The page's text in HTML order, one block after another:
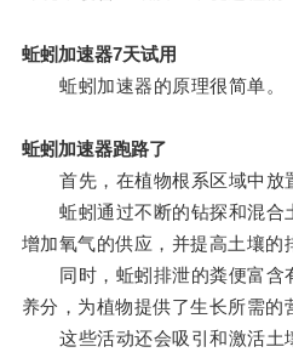
蚯蚓加速器7天试用
蚯蚓加速器的原理很简单。
蚯蚓加速器跑路了
首先，在植物根系区域中放
蚯蚓通过不断的钻探和混合
增加氧气的供应，并提高土壤的
同时，蚯蚓排泄的粪便富含
养分，为植物提供了生长所需的
这些活动还会吸引和激活土